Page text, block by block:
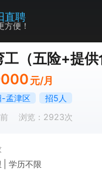
（五险+提供
元/月
-孟津区
招5人
浏览：2923次
学历不限
直聘
方便！